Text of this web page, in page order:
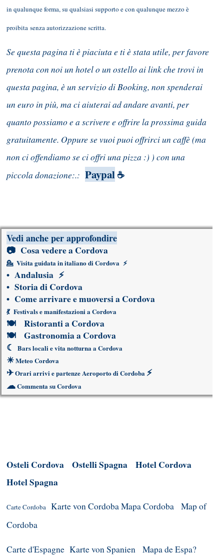
in qualunque forma, su qualsiasi supporto e con qualunque mezzo è
proibita senza autorizzazione scritta.
Se questa pagina ti è piaciuta e ti è stata utile, per favore
prenota con noi un hotel o un ostello ai link che trovi in
questa pagina, è un servizio di Booking, non spenderai
un euro in più, ma ci aiuterai ad andare avanti, per
quanto possiamo e a scrivere e offrire la prossima guida
gratuitamente. Oppure se vuoi puoi offrirci un caffè (ma
non ci offendiamo se ci offri una pizza :) ) con una
piccola donazione:.: Paypal ☕
Vedi anche per approfondire
📷 Cosa vedere a Cordova
💁 Visita guidata in italiano di Cordova ⚡
• Andalusia ⚡
• Storia di Cordova
• Come arrivare e muoversi a Cordova
💃 Festivals e manifestazioni a Cordova
🍽
Ristoranti a Cordova
🍽
Gastronomia a Cordova
☾
Bars locali e vita notturna a Cordova
☀Meteo Cordova
✈Orari arrivi e partenze Aeroporto di Cordoba ⚡
☁Commenta su Cordova
Osteli Cordova Ostelli Spagna
Hotel Cordova
Hotel Spagna
Carte Cordoba Karte von CordobaMapa Cordoba
Map of
Cordoba
Carte d'Espagne Karte von Spanien Mapa de Espa?